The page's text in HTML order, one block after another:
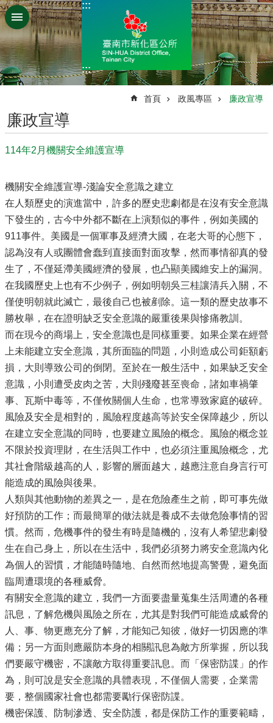
跳到主要內容區塊
:::
:::
首頁 政風專區 廉政宣導
廉政宣導
114年2月機關安全維護宣導
機關安全維護宣導-淺論安全意識之建立
在人類歷史的演進當中，許多的歷史悲劇都是在沒有安全意識
下發生的，古今中外都不斷在上演類似的事件，例如美國的
911事件。美國是一個軍事及經濟大國，在老大哥的心態下，
認為沒有人或團體會蠢到直接面對面攻擊，然而事情卻真的發
生了，不僅延滯美國經濟的發展，也凸顯美國維安上的漏洞。
在我國歷史上也有不少例子，例如明朝吳三桂讓清兵入關，不
僅使明朝就此滅亡，最後自己也被剷除。這一類的歷史故事不
勝枚舉，在在證明缺乏安全意識的嚴重後果與慘痛教訓。
而在現今的商場上，安全意識也是同樣重要。如果企業在經營
上未能建立安全意識，其所面臨的問題，小則造成公司鉅額虧
損，大則導致公司的倒閉。至於在一般生活中，如果缺乏安全
意識，小則遭受皮肉之苦，大則殘廢甚至喪命，諸如車禍肇
事、瓦斯中毒等，不僅攸關個人生命，也常導致家庭的破碎。
風險及安全是相對的，風險程度越高等於安全保障越少，所以
在建立安全意識的同時，也要建立風險的概念。風險的概念並
不限於投資理財，在生活與工作中，也必須注重風險概念，尤
其社會階級越高的人，影響的層面越大，越應注意自身言行可
能造成的風險與後果。
人類與其他動物的差異之一，是在危險產生之前，即可事先做
好預防的工作；而最簡單的做法就是養成不去做危險事情的習
慣。然而，危機事件的發生有時是隨機的，沒有人希望悲劇發
生在自己身上，所以在生活中，我們必須努力將安全意識內化
為個人的習慣，才能隨時隨地、自然而然地提高警覺，避免面
臨周遭環境的各種威脅。
有關安全意識的建立，我們一方面要盡量蒐集生活周遭的各種
訊息，了解危機與風險之所在，尤其是對我們可能造成威脅的
人、事、物更應充分了解，才能知己知彼，做好一切因應的準
備；另一方面則應嚴防本身的相關訊息為敵方所掌握，所以我
們要嚴守機密，不讓敵方取得重要訊息。而「保密防諜」的作
為，則可說是安全意識的具體表現，不僅個人需要，企業需
要，整個國家社會也都需要勵行保密防諜。
機密保護、防制滲透、安全防護，都是保防工作的重要範疇，